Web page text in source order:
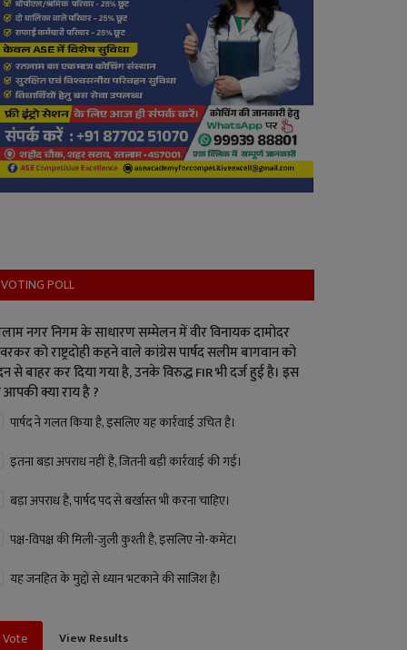
VOTING POLL
नगर निगम के साधारण सम्मेलन में वीर विनायक दामोदर
को राष्ट्रदोही कहने वाले कांग्रेस पार्षद सलीम बागवान को
से बाहर कर दिया गया है, उनके विरुद्ध FIR भी दर्ज हुई है। इस
आपकी क्या राय है ?
पार्षद ने गलत किया है, इसलिए यह कार्रवाई उचित है।
इतना बड़ा अपराध नहीं है, जितनी बड़ी कार्रवाई की गई।
बड़ा अपराध है, पार्षद पद से बर्खास्त भी करना चाहिए।
पक्ष-विपक्ष की मिली-जुली कुश्ती है, इसलिए नो-कमेंट।
यह जनहित के मुद्दों से ध्यान भटकाने की साजिश है।
Vote View Results